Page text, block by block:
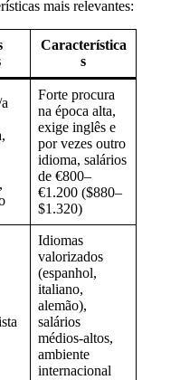
mais relevantes:
Característica
s
Forte procura
na época alta,
exige inglês e
por vezes outro
idioma, salários
de €800–
€1.200 ($880–
$1.320)
Idiomas
valorizados
(espanhol,
italiano,
alemão),
salários
médios-altos,
ambiente
internacional